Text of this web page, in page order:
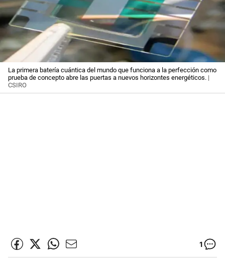
La primera batería cuántica del mundo que funciona a la perfección como
prueba de concepto abre las puertas a nuevos horizontes energéticos. |
CSIRO
1